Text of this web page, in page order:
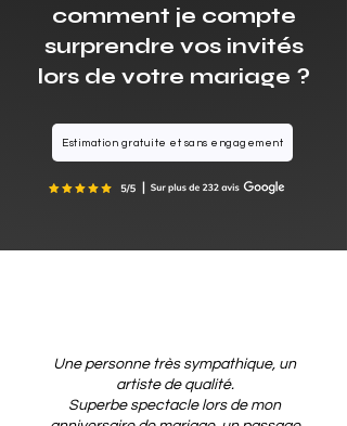
comment je compte
surprendre vos invités
lors de votre mariage ?
Estimation gratuite et sans engagement
Une personne très sympathique, un
artiste de qualité.
Superbe spectacle lors de mon